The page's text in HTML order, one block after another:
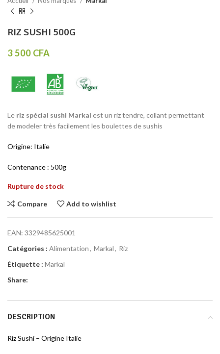
RIZ SUSHI 500G
3 500 CFA
Le riz spécial sushi Markal est un riz tendre, collant permettant
de modeler très facilement les boulettes de sushis
Origine: Italie
Contenance : 500g
Rupture de stock
Compare Add to wishlist
EAN: 3329485625001
Catégories : Alimentation, Markal, Riz
Étiquette : Markal
Share:
DESCRIPTION
Riz Sushi – Origine Italie